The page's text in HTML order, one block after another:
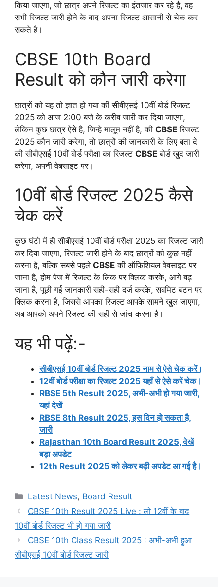
किया जाएगा, जो छात्र अपने रिजल्ट का इंतजार कर रहे है, वह
सभी रिजल्ट जारी होने के बाद अपना रिजल्ट आसानी से चेक कर
सकते है।
CBSE 10th Board
Result को कौन जारी करेगा
छात्रों को यह तो ज्ञात हो गया की सीबीएसई 10वीं बोर्ड रिजल्ट
2025 को आज 2:00 बजे के करीब जारी कर दिया जाएगा,
लेकिन कुछ छात्र ऐसे है, जिन्हे मालूम नहीं है, की CBSE रिजल्ट
2025 कौन जारी करेगा, तो छात्रों की जानकारी के लिए बता दे
की सीबीएसई 10वीं बोर्ड परीक्षा का रिजल्ट CBSE बोर्ड खुद जारी
करेगा, अपनी वेबसाइट पर।
10वीं बोर्ड रिजल्ट 2025 कैसे
चेक करें
कुछ घंटो में ही सीबीएसई 10वीं बोर्ड परीक्षा 2025 का रिजल्ट जारी
कर दिया जाएगा, रिजल्ट जारी होने के बाद छात्रों को कुछ नहीं
करना है, बल्कि सबसे पहले CBSE की ऑफ़िशियल वेबसाइट पर
जाना है, होम पेज में रिजल्ट के लिंक पर क्लिक करके, आगे बढ़
जाना है, पूछी गई जानकारी सही-सही दर्ज करके, सबमिट बटन पर
क्लिक करना है, जिससे आपका रिजल्ट आपके सामने खुल जाएगा,
अब आपको अपने रिजल्ट की सही से जांच करना है।
यह भी पढ़ें:-
सीबीएसई 10वीं बोर्ड रिजल्ट 2025 नाम से ऐसे चेक करें।
12वीं बोर्ड परीक्षा का रिजल्ट 2025 यहाँ से ऐसे करें चेक।
RBSE 5th Result 2025, अभी-अभी हो गया जारी,
यहां देखें
RBSE 8th Result 2025, इस दिन हो सकता है,
जारी
Rajasthan 10th Board Result 2025, देखें
बड़ा अपडेट
12th Result 2025 को लेकर बड़ी अपडेट आ गई है।
Categories
Latest News, Board Result
CBSE 10th Result 2025 Live : लो 12वीं के बाद
10वीं बोर्ड रिजल्ट भी हो गया जारी
CBSE 10th Class Result 2025 : अभी-अभी हुआ
सीबीएसई 10वीं बोर्ड रिजल्ट जारी